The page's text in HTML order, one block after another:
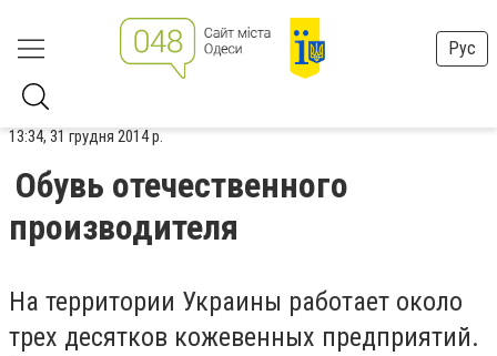
Рус
13:34, 31 грудня 2014 р.
Обувь отечественного
производителя
На территории Украины работает около
трех десятков кожевенных предприятий.